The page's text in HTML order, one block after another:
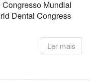
Mundial
Dental Congress
Ler mais